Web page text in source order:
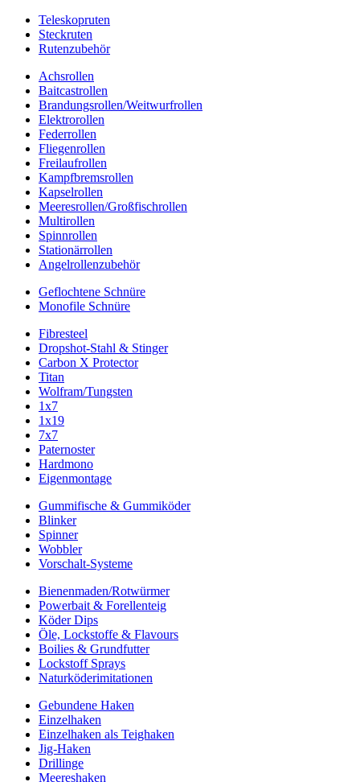
Teleskopruten
Steckruten
Rutenzubehör
Achsrollen
Baitcastrollen
Brandungsrollen/Weitwurfrollen
Elektrorollen
Federrollen
Fliegenrollen
Freilaufrollen
Kampfbremsrollen
Kapselrollen
Meeresrollen/Großfischrollen
Multirollen
Spinnrollen
Stationärrollen
Angelrollenzubehör
Geflochtene Schnüre
Monofile Schnüre
Fibresteel
Dropshot-Stahl & Stinger
Carbon X Protector
Titan
Wolfram/Tungsten
1x7
1x19
7x7
Paternoster
Hardmono
Eigenmontage
Gummifische & Gummiköder
Blinker
Spinner
Wobbler
Vorschalt-Systeme
Bienenmaden/Rotwürmer
Powerbait & Forellenteig
Köder Dips
Öle, Lockstoffe & Flavours
Boilies & Grundfutter
Lockstoff Sprays
Naturköderimitationen
Gebundene Haken
Einzelhaken
Einzelhaken als Teighaken
Jig-Haken
Drillinge
Meereshaken